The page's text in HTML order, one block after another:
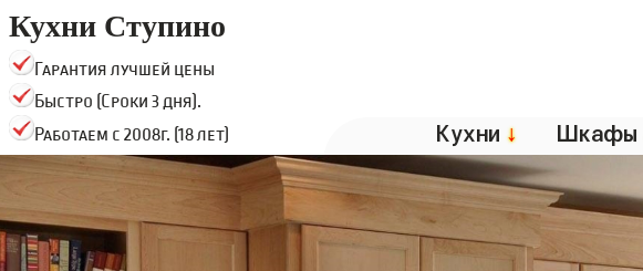
Кухни Ступино
Гарантия лучшей цены
Быстро (Сроки 3 дня).
Работаем с 2008г. (18 лет)
Кухни ↓ Шкафы